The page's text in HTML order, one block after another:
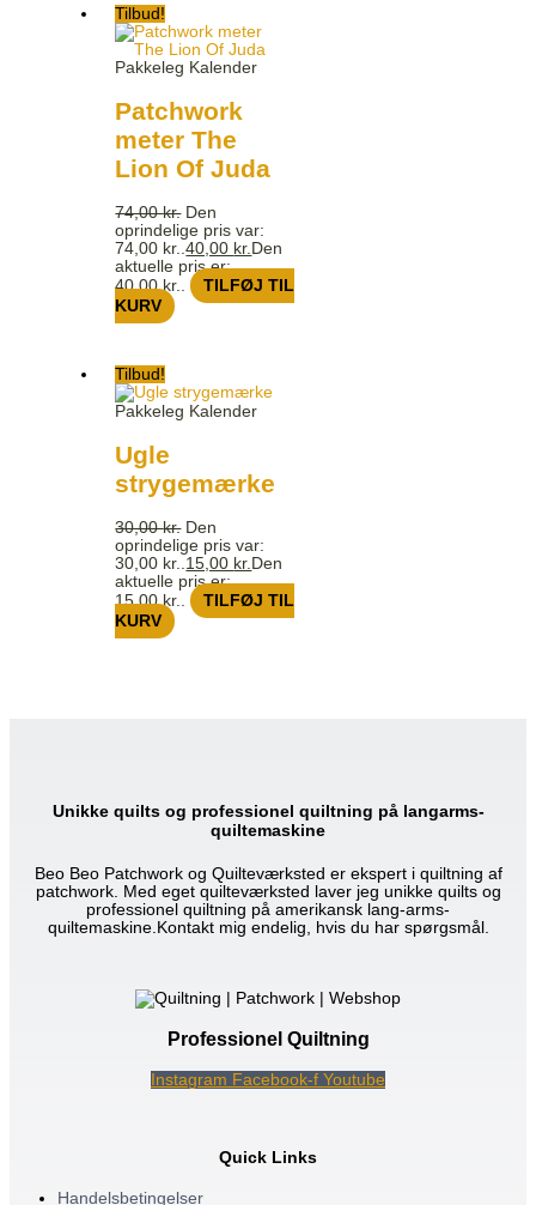
Tilbud!
Pakkeleg Kalender
Patchwork
meter The
Lion Of Juda
74,00kr. Den
oprindelige pris var:
74,00 kr..40,00 kr. Den
aktuelle pris er:
40,00 kr..
TILFØJ TIL
KURV
Tilbud!
Pakkeleg Kalender
Ugle
strygemærke
30,00kr. Den
oprindelige pris var:
30,00 kr..15,00 kr. Den
aktuelle pris er:
15,00 kr..
TILFØJ TIL
KURV
Unikke quilts og professionel quiltning på langarms-
quiltemaskine
Beo Beo Patchwork og Quilteværksted er ekspert i quiltning af
patchwork. Med eget quilteværksted laver jeg unikke quilts og
professionel quiltning på amerikansk lang-arms-
quiltemaskine.Kontakt mig endelig, hvis du har spørgsmål.
Professionel Quiltning
Instagram Facebook-f Youtube
Quick Links
Handelsbetingelser